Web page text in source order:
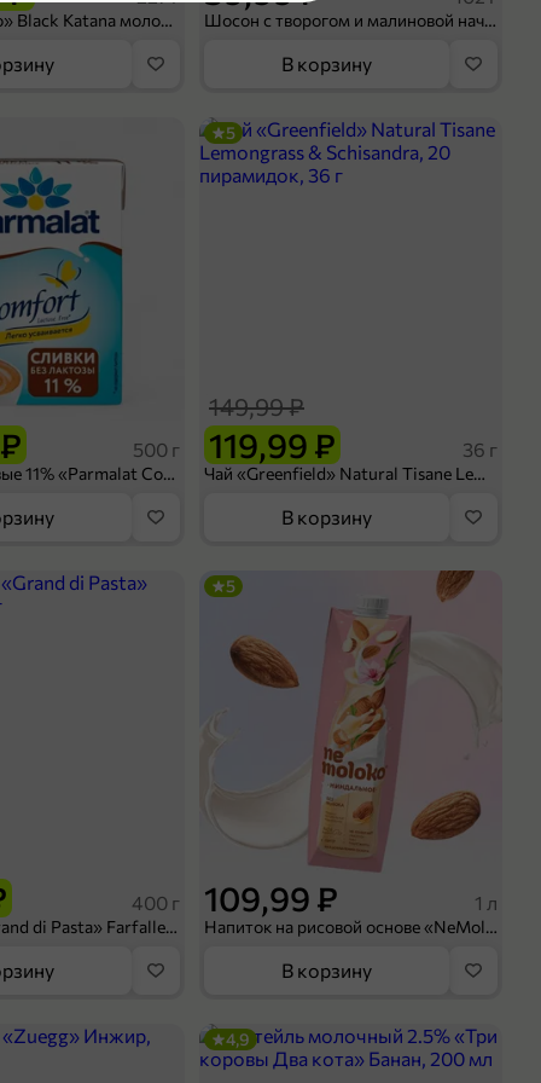
Nina Farina
ЗАО «Бриджтаун Фудс»
Россия
Кофе «Bushido» Black Katana молотый, 227 г Шосон с творогом и малиновой начинкой, 102 г
В корзину
500 г
Сливки питьевые 11% «Parmalat Comfort» безлактозные, 500 г
119,99 ₽
149,99 ₽
36 г
Чай «Greenfield» Natural Tisane Lemongrass & Schisandra, 20 пирамидок, 36 г
5
В корзину
400 г
Макароны «Grand di Pasta» Farfalle, 400 г
109,99 ₽ 1 л
Напиток на рисовой основе «NeMoloko» «Миндальный», 1 л
5
В корзину
4,9